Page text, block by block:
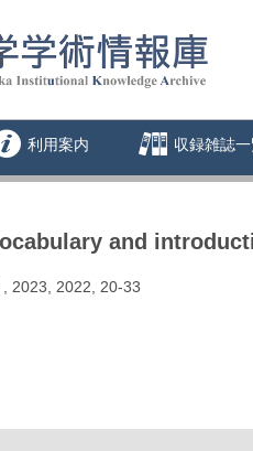
利用案内 収録雑誌
and
2023, 2022, 20-33